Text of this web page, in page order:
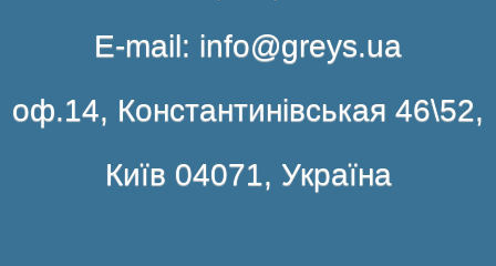
E-mail: info@greys.ua
оф.14, Константинівськая 46\52,
Київ 04071, Україна